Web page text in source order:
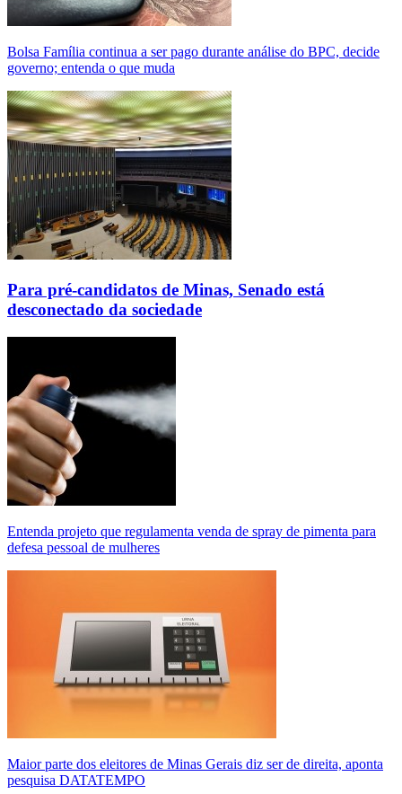
Bolsa Família continua a ser pago durante análise do BPC, decide
governo; entenda o que muda
Para pré-candidatos de Minas, Senado está
desconectado da sociedade
Entenda projeto que regulamenta venda de spray de pimenta para
defesa pessoal de mulheres
Maior parte dos eleitores de Minas Gerais diz ser de direita, aponta
pesquisa DATATEMPO